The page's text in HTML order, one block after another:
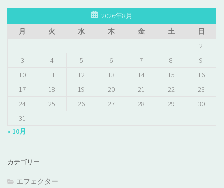
2026年8月
月
火 水 木 金 土
日
1
2
3
4 5 6 7 8
9
10
11 12 13 14 15
16
17
18 19 20 21 22
23
24
25 26 27 28 29
30
31
« 10月
カテゴリー
エフェクター